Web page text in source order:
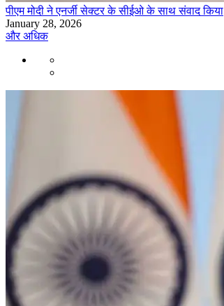
पीएम मोदी ने एनर्जी सेक्टर के सीईओ के साथ संवाद किया
January 28, 2026
और अधिक